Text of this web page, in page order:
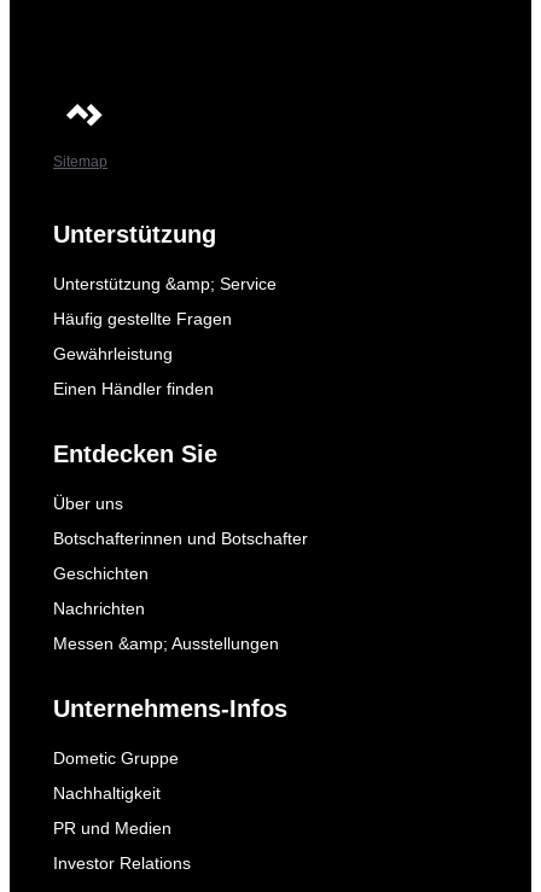
Sitemap
Unterstützung
Unterstützung &amp; Service
Häufig gestellte Fragen
Gewährleistung
Einen Händler finden
Entdecken Sie
Über uns
Botschafterinnen und Botschafter
Geschichten
Nachrichten
Messen &amp; Ausstellungen
Unternehmens-Infos
Dometic Gruppe
Nachhaltigkeit
PR und Medien
Investor Relations